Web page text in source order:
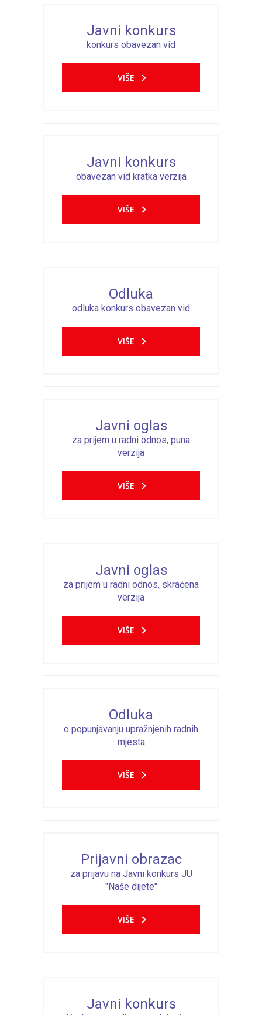
Javni konkurs
konkurs obavezan vid
VIŠE
Javni konkurs
obavezan vid kratka verzija
VIŠE
Odluka
odluka konkurs obavezan vid
VIŠE
Javni oglas
za prijem u radni odnos, puna
verzija
VIŠE
Javni oglas
za prijem u radni odnos, skraćena
verzija
VIŠE
Odluka
o popunjavanju upražnjenih radnih
mjesta
VIŠE
Prijavni obrazac
za prijavu na Javni konkurs JU
"Naše dijete"
VIŠE
Javni konkurs